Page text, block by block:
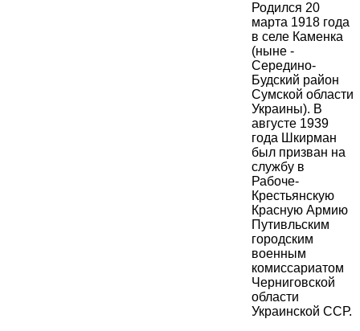
Родился 20
марта 1918 года
в селе Каменка
(ныне -
Середино-
Будский район
Сумской области
Украины). В
августе 1939
года Шкирман
был призван на
службу в
Рабоче-
Крестьянскую
Красную Армию
Путивльским
городским
военным
комиссариатом
Черниговской
области
Украинской ССР.